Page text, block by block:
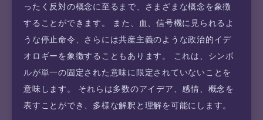
ったく反対の概念に至るまで、さまざまな概念を象徴
することができます。 また、血、信号機に見られるよ
うな停止命令、さらには共産主義のような政治的イデ
オロギーを象徴することもあります。 これは、シンボ
ルが単一の固定された意味に限定されていないことを
意味します。 それらは多数のアイデア、感情、概念を
表すことができ、多様な解釈と理解を可能にします。